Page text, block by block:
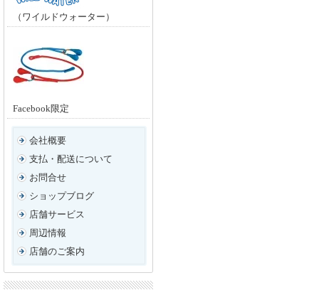
（ワイルドウォーター）
Facebook限定
会社概要
支払・配送について
お問合せ
ショップブログ
店舗サービス
周辺情報
店舗のご案内